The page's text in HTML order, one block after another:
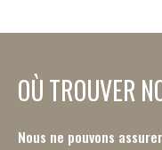
OÙ TROUVER
Nous ne pouvons